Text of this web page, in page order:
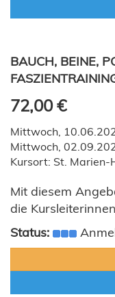
BAUCH, BEINE,
72,00 €
Mittwoch,
Mittwoch,
Kursort: St.
Mit diesem
die
Status: